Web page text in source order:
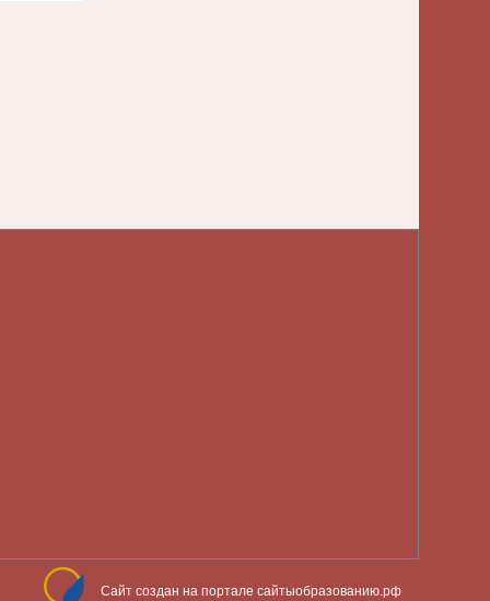
Сайт создан на портале сайтыобразованию.рф